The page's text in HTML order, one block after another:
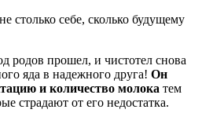
столько себе, сколько будущему
родов прошел, и чистотел снова
яда в надежного друга! Он
и количество молока тем
страдают от его недостатка.